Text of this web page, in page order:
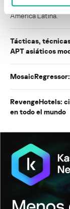
individuos en
América Latina.
Tácticas,
APT asiáticos
RevengeHotels:
en todo el mundo